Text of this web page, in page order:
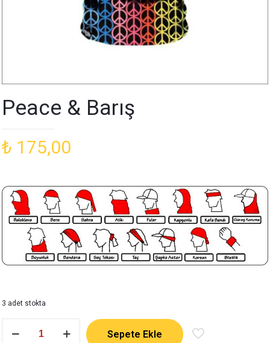
Peace & Barış
₺ 175,00
3 adet stokta
Sepete Ekle